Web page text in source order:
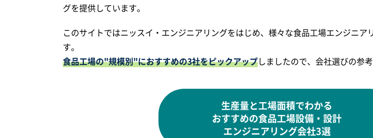
グを提供しています。
このサイトではニッスイ・エンジニアリングをはじめ、様々な食品工場エンジニア
す。
食品工場の"規模別"におすすめの3社をピックアップしましたので、会社選びの参
生産量と工場面積でわかる
おすすめの食品工場設備・設計
エンジニアリング会社3選